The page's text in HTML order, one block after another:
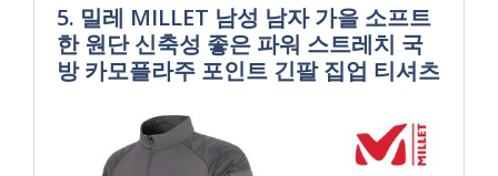
5. 밀레 MILLET 남성 남자 가을 소프트
한 원단 신축성 좋은 파워 스트레치 국
방 카모플라주 포인트 긴팔 집업 티셔츠